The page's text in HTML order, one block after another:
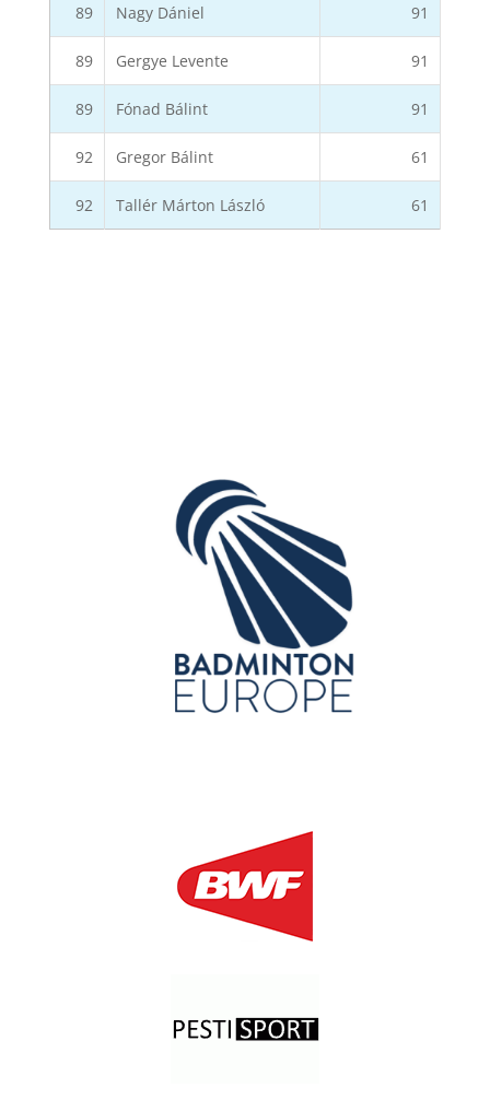
89 Nagy Dániel 91
89 Gergye Levente 91
89 Fónad Bálint 91
92 Gregor Bálint 61
92 Tallér Márton László 61